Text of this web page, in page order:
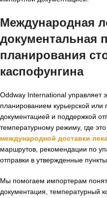
Международная
документальная
планирования
каспофунгина
Oddway International управляет
планированием курьерской или
документацией и поддержкой
температурному режиму, где
международной доставки
маршрутов, рекомендации по
отправки в утвержденные
Мы помогаем импортерам
документация, температурный